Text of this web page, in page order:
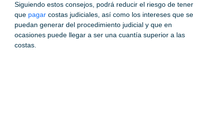
Siguiendo estos consejos, podrá reducir el riesgo de tener
que pagar costas judiciales, así como los intereses que se
puedan generar del procedimiento judicial y que en
ocasiones puede llegar a ser una cuantía superior a las
costas.